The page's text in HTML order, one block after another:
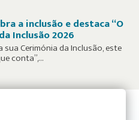
a inclusão e destaca “O
Inclusão 2026
Cerimónia da Inclusão, este
conta”,…